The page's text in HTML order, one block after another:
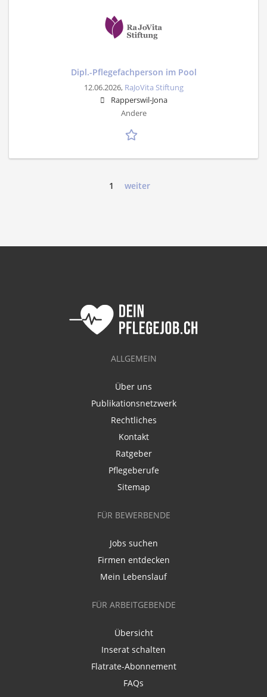
Dipl.-Pflegefachperson im Pool
12.06.2026, RaJoVita Stiftung
Rapperswil-Jona
Andere
1 weiter
ALLGEMEIN
Über uns
Publikationsnetzwerk
Rechtliches
Kontakt
Ratgeber
Pflegeberufe
Sitemap
FÜR BEWERBENDE
Jobs suchen
Firmen entdecken
Mein Lebenslauf
FÜR ARBEITGEBENDE
Übersicht
Inserat schalten
Flatrate-Abonnement
FAQs